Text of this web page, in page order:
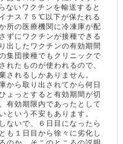
いワクチンを輸送すると
ナス７５℃以下が保たれる
所の医療機関に冷凍庫が配
ずにワクチンが接種できる
出したワクチンの有効期間
集団接種でもクリニックで
たものが使われるので、
されるしかありません。
から取り出されてから何日
ょっとすると有効期間が切
有効期限内であったとして
という不安もあります。
ないで、６日目になったら
も１日目から徐々に劣化し